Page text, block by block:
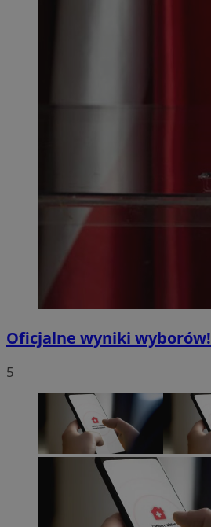
Oficjalne wyniki wyborów!
5